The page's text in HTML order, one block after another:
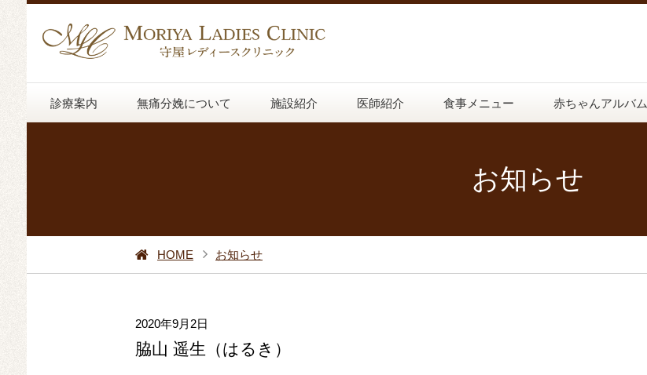
診療案内 無痛分娩について 施設紹介 医師紹介 食事メニュー 赤ちゃんアルバム
お知らせ
HOME お知らせ
2020年9月2日
脇山 遥生（はるき）